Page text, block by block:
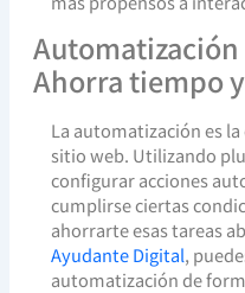
Automatización
Ahorra tiempo
La automatización es
sitio web. Utilizando
configurar acciones
cumplirse ciertas
ahorrarte esas tareas
Ayudante Digital,
automatización de